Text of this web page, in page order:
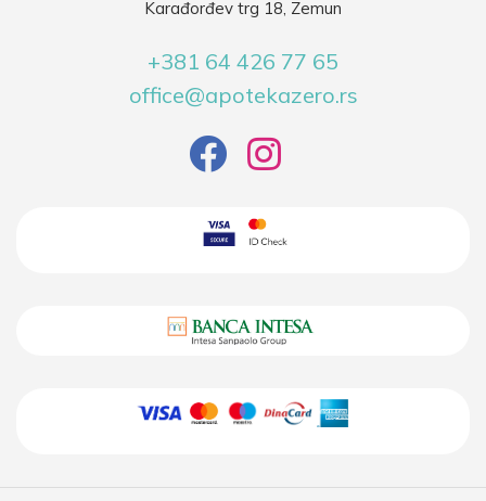
Karađorđev trg 18, Zemun
+381 64 426 77 65
office@apotekazero.rs